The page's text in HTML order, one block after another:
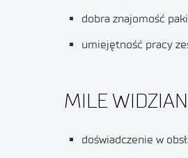
dobra znajomość
umiejętność pracy
MILE
doświadczenie w